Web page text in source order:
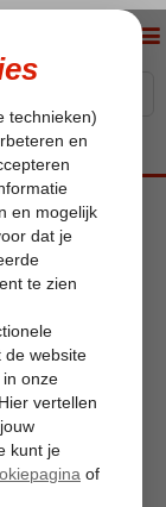
Cihanturk Hotel